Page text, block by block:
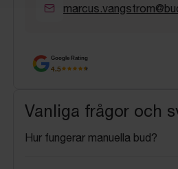
Google Rating
4.5
Vanliga frågor och
Hur fungerar manuella bud?